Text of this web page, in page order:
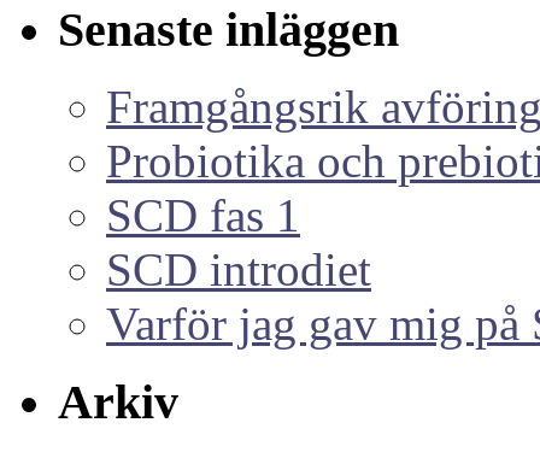
Senaste inläggen
Framgångsrik
Probiotika och
SCD fas 1
SCD introdiet
Varför jag gav mig på
Arkiv